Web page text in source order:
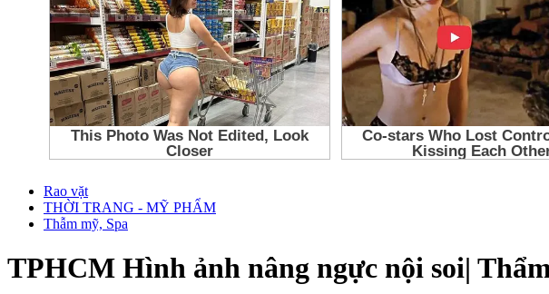
Rao vặt
THỜI TRANG - MỸ PHẨM
Thẫm mỹ, Spa
TPHCM Hình ảnh nâng ngực nội soi|